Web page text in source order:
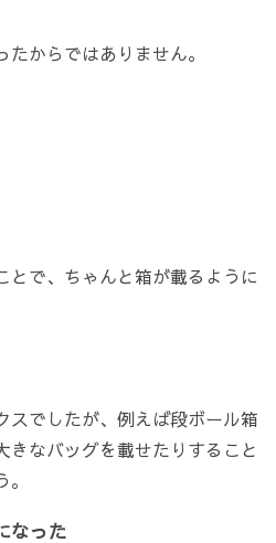
からではありません。
とで、ちゃんと箱が載るように
スでしたが、例えば段ボール箱
きなバッグを載せたりすること
なった